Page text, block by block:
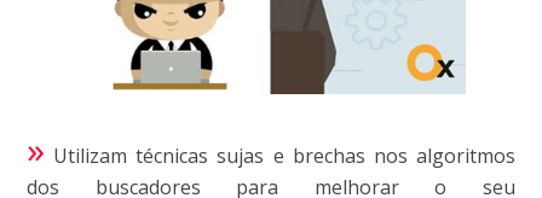
» Utilizam técnicas sujas e brechas nos algoritmos
dos buscadores para melhorar o seu